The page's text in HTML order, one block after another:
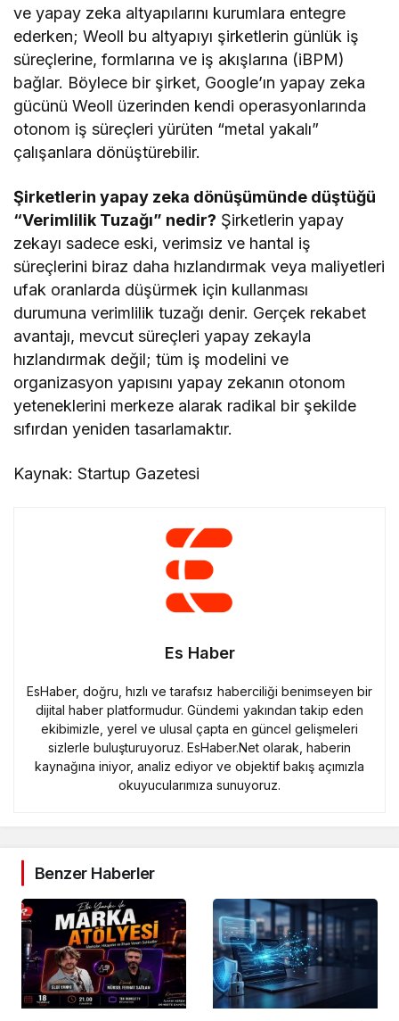
ve yapay zeka altyapılarını kurumlara entegre
ederken; Weoll bu altyapıyı şirketlerin günlük iş
süreçlerine, formlarına ve iş akışlarına (iBPM)
bağlar. Böylece bir şirket, Google’ın yapay zeka
gücünü Weoll üzerinden kendi operasyonlarında
otonom iş süreçleri yürüten “metal yakalı”
çalışanlara dönüştürebilir.
Şirketlerin yapay zeka dönüşümünde düştüğü
“Verimlilik Tuzağı” nedir? Şirketlerin yapay
zekayı sadece eski, verimsiz ve hantal iş
süreçlerini biraz daha hızlandırmak veya maliyetleri
ufak oranlarda düşürmek için kullanması
durumuna verimlilik tuzağı denir. Gerçek rekabet
avantajı, mevcut süreçleri yapay zekayla
hızlandırmak değil; tüm iş modelini ve
organizasyon yapısını yapay zekanın otonom
yeteneklerini merkeze alarak radikal bir şekilde
sıfırdan yeniden tasarlamaktır.
Kaynak: Startup Gazetesi
Es Haber
EsHaber, doğru, hızlı ve tarafsız haberciliği benimseyen bir
dijital haber platformudur. Gündemi yakından takip eden
ekibimizle, yerel ve ulusal çapta en güncel gelişmeleri
sizlerle buluşturuyoruz. EsHaber.Net olarak, haberin
kaynağına iniyor, analiz ediyor ve objektif bakış açımızla
okuyucularımıza sunuyoruz.
Benzer Haberler